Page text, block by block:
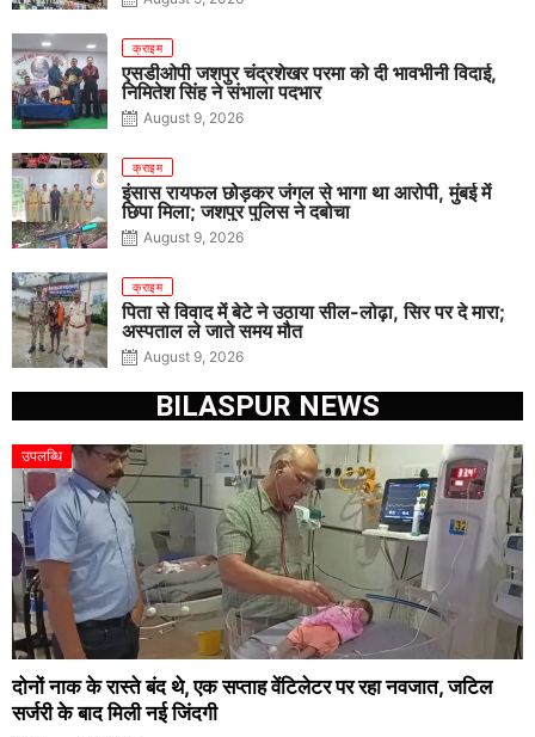
क्राइम
एसडीओपी जशपुर चंद्रशेखर परमा को दी भावभीनी विदाई,
निमितेश सिंह ने संभाला पदभार
August 9, 2026
क्राइम
इंसास रायफल छोड़कर जंगल से भागा था आरोपी, मुंबई में
छिपा मिला; जशपुर पुलिस ने दबोचा
August 9, 2026
क्राइम
पिता से विवाद में बेटे ने उठाया सील-लोढ़ा, सिर पर दे मारा;
अस्पताल ले जाते समय मौत
August 9, 2026
BILASPUR NEWS
उपलब्धि
दोनों नाक के रास्ते बंद थे, एक सप्ताह वेंटिलेटर पर रहा नवजात, जटिल
सर्जरी के बाद मिली नई जिंदगी